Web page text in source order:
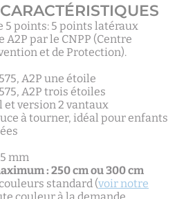
5 points: 5 points latéraux
par le CNPP (Centre
et de Protection).
A2P une étoile
A2P trois étoiles
et version 2 vantaux
à tourner, idéal pour enfants
mm
: 250 cm ou 300 cm
standard (voir notre